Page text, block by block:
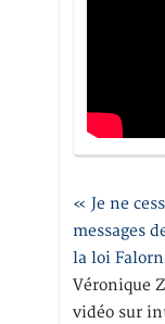
« Je ne
messages
la loi
Véronique
vidéo sur